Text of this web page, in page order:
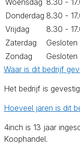
Donderdag 8.30 -
Vrijdag
8.30 -
Zaterdag
Gesloten
Zondag
Gesloten
Waar is dit bedrijf
Het bedrijf is
Hoeveel jaren is dit
4inch is 13 jaar
Koophandel.